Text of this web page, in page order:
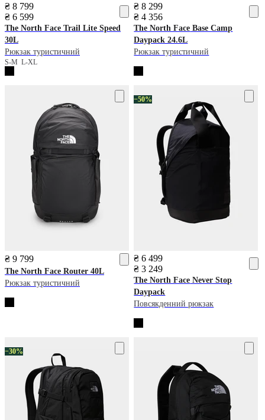
₴ 8 799
₴ 6 599
The North Face Trail Lite Speed
30L
Рюкзак туристичний
S-M L-XL
₴ 8 299
₴ 4 356
The North Face Base Camp
Daypack 24.6L
Рюкзак туристичний
₴ 9 799
The North Face Router 40L
Рюкзак туристичний
−50%
₴ 6 499
₴ 3 249
The North Face Never Stop
Daypack
Повсякденний рюкзак
−30%